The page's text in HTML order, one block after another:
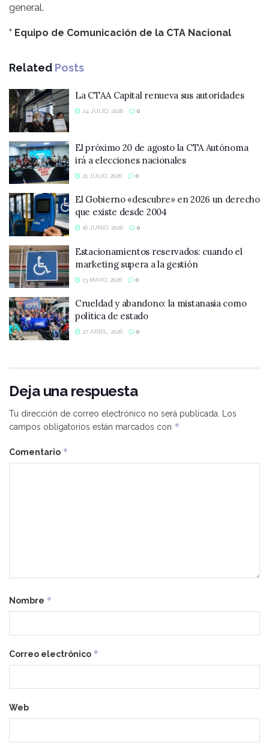
general.
* Equipo de Comunicación de la CTA Nacional
Related Posts
La CTAA Capital renueva sus autoridades
24 JULIO, 2026 0
El próximo 20 de agosto la CTA Autónoma
irá a elecciones nacionales
21 JULIO, 2026 0
El Gobierno «descubre» en 2026 un derecho
que existe desde 2004
16 JUNIO, 2026 0
Estacionamientos reservados: cuando el
marketing supera a la gestión
13 MAYO, 2026 0
Crueldad y abandono: la mistanasia como
política de estado
27 ABRIL, 2026 0
Deja una respuesta
Tu dirección de correo electrónico no será publicada. Los
campos obligatorios están marcados con *
Comentario *
Nombre *
Correo electrónico *
Web